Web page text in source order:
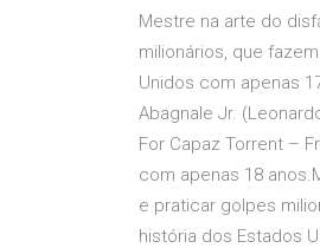
Mestre na arte do
milionários, que
Unidos com apenas
Abagnale Jr.
For Capaz Torrent –
com apenas 18
e praticar golpes
história dos Estados